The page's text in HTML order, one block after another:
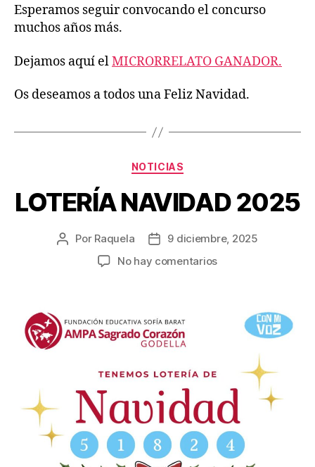
Esperamos seguir convocando el concurso
muchos años más.
Dejamos aquí elMICRORRELATO GANADOR.
Os deseamos a todos una Feliz Navidad.
Categorías
NOTICIAS
LOTERÍA NAVIDAD 2025
Autor
Por Raquela
Fecha9 diciembre, 2025
No hay comentariosen